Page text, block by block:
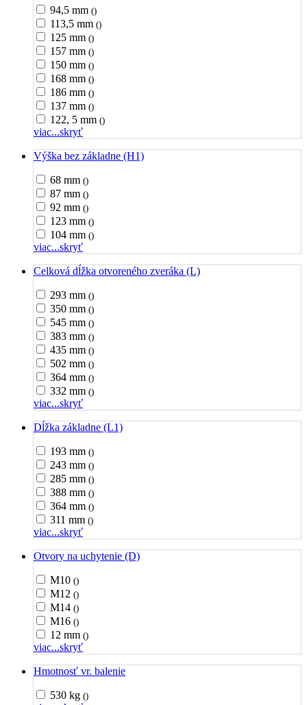
94,5 mm ()
113,5 mm ()
125 mm ()
157 mm ()
150 mm ()
168 mm ()
186 mm ()
137 mm ()
122, 5 mm ()
viac...skryť
Výška bez základne (H1)
68 mm ()
87 mm ()
92 mm ()
123 mm ()
104 mm ()
viac...skryť
Celková dĺžka otvoreného zveráka (L)
293 mm ()
350 mm ()
545 mm ()
383 mm ()
435 mm ()
502 mm ()
364 mm ()
332 mm ()
viac...skryť
Dĺžka základne (L1)
193 mm ()
243 mm ()
285 mm ()
388 mm ()
364 mm ()
311 mm ()
viac...skryť
Otvory na uchytenie (D)
M10 ()
M12 ()
M14 ()
M16 ()
12 mm ()
viac...skryť
Hmotnosť vr. balenie
530 kg ()